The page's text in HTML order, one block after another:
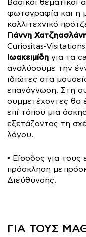
Βασικοί θεματικοί
φωτογραφία και η
καλλιτεχνικό
Γιάννη
Curiositas-
Ιωακειμίδη για τα
αναλύσουμε την
ιδιώτες στα
επανάγνωση. Στη
συμμετέχοντες θα
επί τόπου μια
εξετάζοντας τη
λόγου.
▪️ Είσοδος για τους
πρόσκληση με
Διεύθυνσης.
ΓΙΑ ΤΟΥΣ